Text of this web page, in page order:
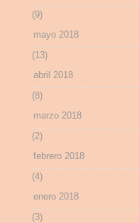
(9)
mayo 2018
(13)
abril 2018
(8)
marzo 2018
(2)
febrero 2018
(4)
enero 2018
(3)